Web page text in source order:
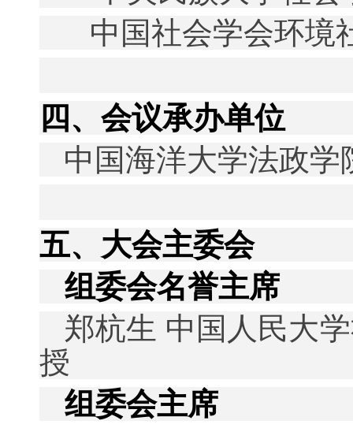
中国社会学会环境
四、会议承办单位
中国海洋大学法政学
五、大会主委会
组委会名誉主席
郑杭生 中国人民大
授
组委会主席